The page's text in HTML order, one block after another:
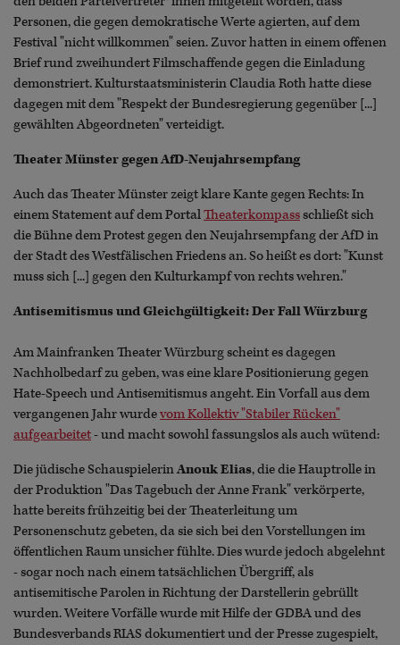
Personen, die gegen demokratische Werte agierten, auf dem
Festival "nicht willkommen" seien. Zuvor hatten in einem offenen
Brief rund zweihundert Filmschaffende gegen die Einladung
demonstriert. Kulturstaatsministerin Claudia Roth hatte diese
dagegen mit dem "Respekt der Bundesregierung gegenüber [...]
gewählten Abgeordneten" verteidigt.
Theater Münster gegen AfD-Neujahrsempfang
Auch das Theater Münster zeigt klare Kante gegen Rechts: In
einem Statement auf dem PortalTheaterkompassschließt sich
die Bühne dem Protest gegen den Neujahrsempfang der AfD in
der Stadt des Westfälischen Friedens an. So heißt es dort: "Kunst
muss sich [...] gegen den Kulturkampf von rechts wehren."
Antisemitismus und Gleichgültigkeit: Der Fall Würzburg
Am Mainfranken Theater Würzburg scheint es dagegen
Nachholbedarf zu geben, was eine klare Positionierung gegen
Hate-Speech und Antisemitismus angeht. Ein Vorfall aus dem
vergangenen Jahr wurdevom Kollektiv "Stabiler Rücken"
aufgearbeitet- und macht sowohl fassungslos als auch wütend:
Die jüdische SchauspielerinAnouk Elias, die die Hauptrolle in
der Produktion "Das Tagebuch der Anne Frank" verkörperte,
hatte bereits frühzeitig bei der Theaterleitung um
Personenschutz gebeten, da sie sich bei den Vorstellungen im
öffentlichen Raum unsicher fühlte. Dies wurde jedoch abgelehnt
- sogar noch nach einem tatsächlichen Übergriff, als
antisemitische Parolen in Richtung der Darstellerin gebrüllt
wurden. Weitere Vorfälle wurde mit Hilfe der GDBA und des
Bundesverbands RIAS dokumentiert und der Presse zugespielt,